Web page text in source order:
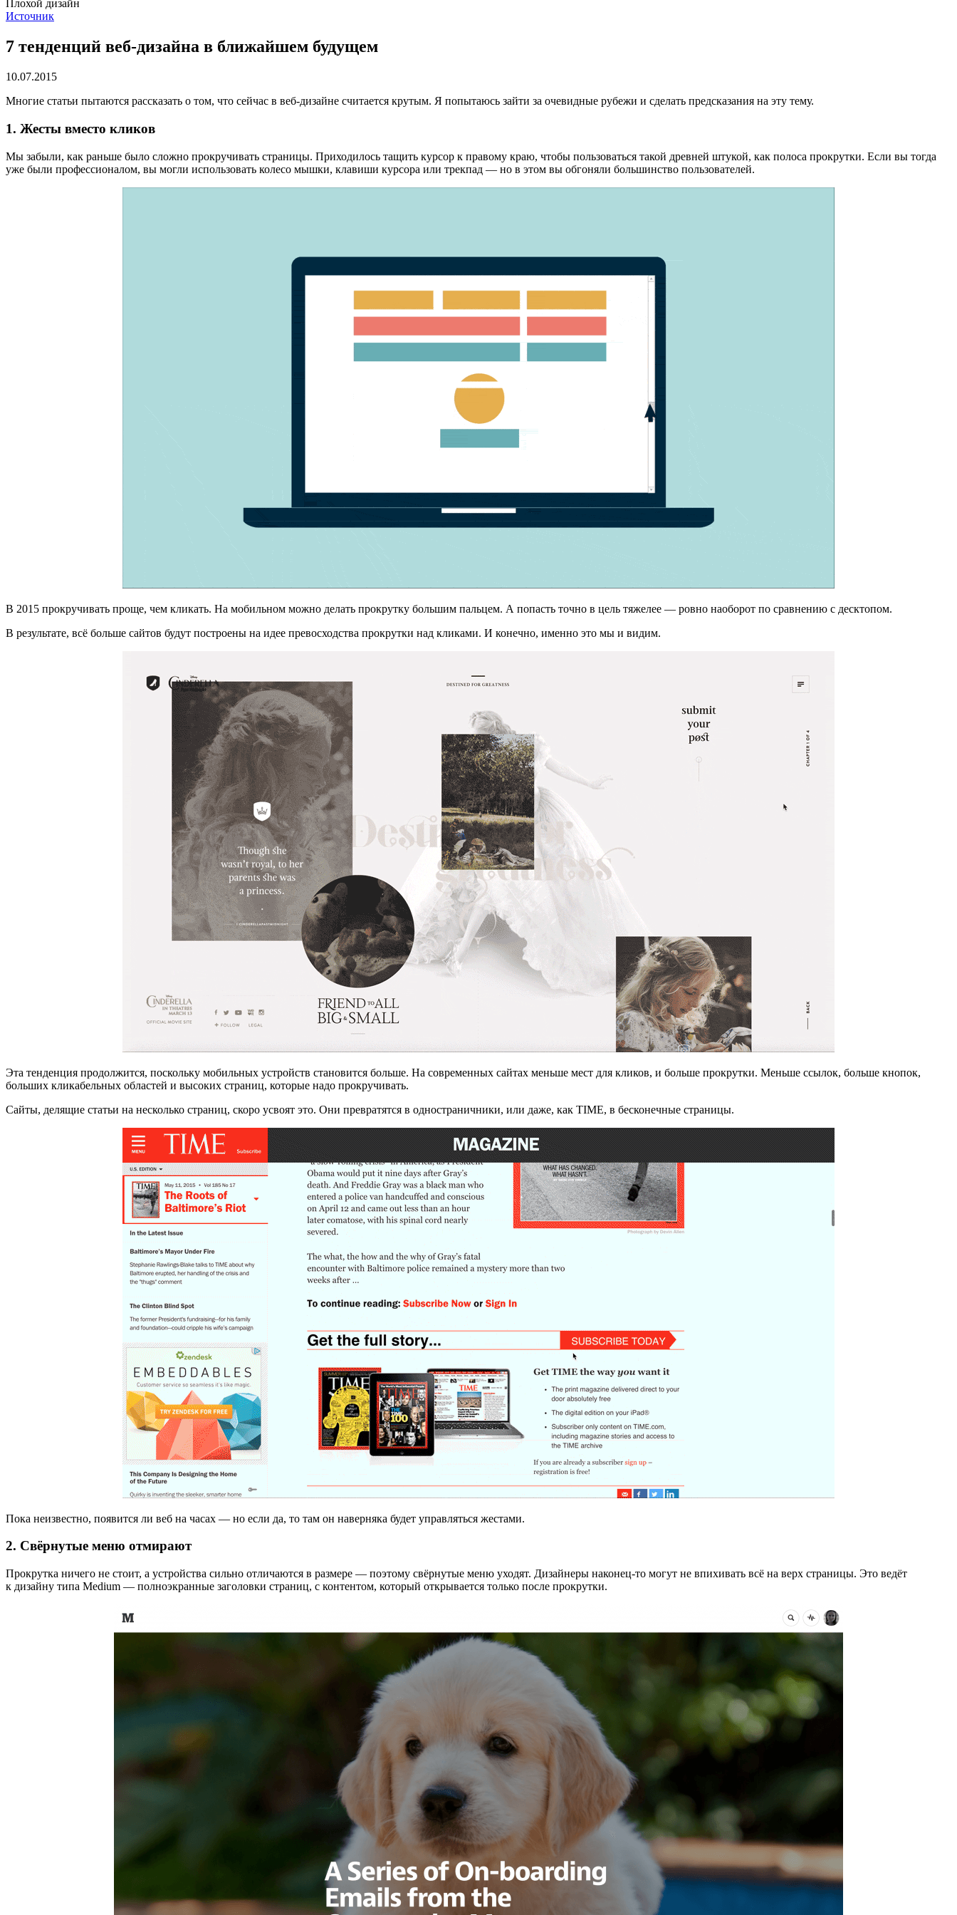
Плохой дизайн
Источник
7 тенденций веб-дизайна в ближайшем будущем
10.07.2015
Многие статьи пытаются рассказать о том, что сейчас в веб-дизайне считается крутым. Я попытаюсь зайти за очевидные рубежи и сделать предсказания на эту тему.
1. Жесты вместо кликов
Мы забыли, как раньше было сложно прокручивать страницы. Приходилось тащить курсор к правому краю, чтобы пользоваться такой древней штукой, как полоса прокрутки. Если вы тогда
уже были профессионалом, вы могли использовать колесо мышки, клавиши курсора или трекпад — но в этом вы обгоняли большинство пользователей.
В 2015 прокручивать проще, чем кликать. На мобильном можно делать прокрутку большим пальцем. А попасть точно в цель тяжелее — ровно наоборот по сравнению с десктопом.
В результате, всё больше сайтов будут построены на идее превосходства прокрутки над кликами. И конечно, именно это мы и видим.
Эта тенденция продолжится, поскольку мобильных устройств становится больше. На современных сайтах меньше мест для кликов, и больше прокрутки. Меньше ссылок, больше кнопок,
больших кликабельных областей и высоких страниц, которые надо прокручивать.
Сайты, делящие статьи на несколько страниц, скоро усвоят это. Они превратятся в одностраничники, или даже, как TIME, в бесконечные страницы.
Пока неизвестно, появится ли веб на часах — но если да, то там он наверняка будет управляться жестами.
2. Свёрнутые меню отмирают
Прокрутка ничего не стоит, а устройства сильно отличаются в размере — поэтому свёрнутые меню уходят. Дизайнеры наконец-то могут не впихивать всё на верх страницы. Это ведёт
к дизайну типа Medium — полноэкранные заголовки страниц, с контентом, который открывается только после прокрутки.